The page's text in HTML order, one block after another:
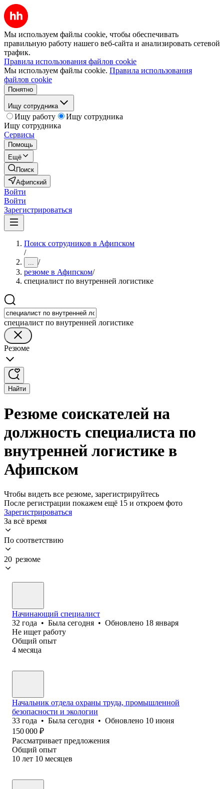
Мы используем файлы cookie, чтобы обеспечивать
правильную работу нашего веб-сайта и анализировать сетевой
трафик.
Правила использования файлов cookie
Мы используем файлы cookie. Правила использования
файлов cookie
Понятно
Ищу сотрудника
Ищу работу
Ищу сотрудника
Ищу сотрудника
Сервисы
Помощь
Ещё
Поиск
Афипский
Войти
Войти
Зарегистрироваться
Поиск сотрудников в Афипском
/
... /
резюме в Афипском/
специалист по внутренней логистике
специалист по внутренней логистике
Резюме
Найти
Резюме соискателей на
должность специалиста по
внутренней логистике в
Афипском
Чтобы видеть все резюме, зарегистрируйтесь
После регистрации покажем ещё 15 и откроем фото
Зарегистрироваться
За всё время
По соответствию
20 резюме
Начинающий специалист
32 года • Была сегодня • Обновлено 18 января
Не ищет работу
Общий опыт
4 месяца
Начальник отдела охраны труда, промышленной
безопасности и экологии
33 года • Была сегодня • Обновлено 10 июня
150 000 ₽
Рассматривает предложения
Общий опыт
10 лет 10 месяцев